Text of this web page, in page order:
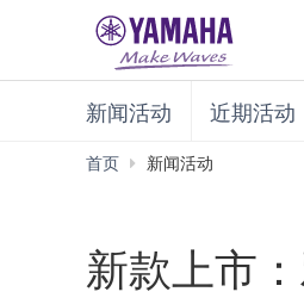
新闻活动 近期活动
首页 新闻活动
新款上市